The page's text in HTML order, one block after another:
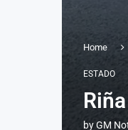
Home
ESTADO
byGM